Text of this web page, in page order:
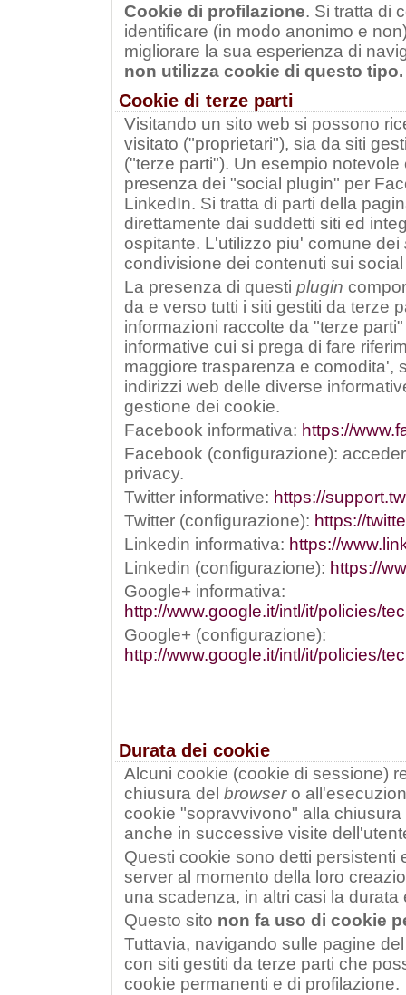
Cookie di profilazione. Si tratta di
identificare (in modo anonimo e
migliorare la sua esperienza di
non utilizza cookie di questo tipo.
Cookie di terze parti
Visitando un sito web si possono
visitato ("proprietari"), sia da siti
("terze parti"). Un esempio
presenza dei "social plugin" per
LinkedIn. Si tratta di parti della
direttamente dai suddetti siti ed
ospitante. L'utilizzo piu' comune dei
condivisione dei contenuti sui
La presenza di questi plugin
da e verso tutti i siti gestiti da terze
informazioni raccolte da "terze
informative cui si prega di fare
maggiore trasparenza e comodita',
indirizzi web delle diverse
gestione dei cookie.
Facebook informativa: https://
Facebook (configurazione):
privacy.
Twitter informative: https://
Twitter (configurazione): https://
Linkedin informativa: https://
Linkedin (configurazione): https://
Google+ informativa:
http://www.google.it/intl/it/policies/
Google+ (configurazione):
http://www.google.it/intl/it/policies/
Durata dei cookie
Alcuni cookie (cookie di sessione)
chiusura del browsero
cookie "sopravvivono" alla
anche in successive visite
Questi cookie sono detti persistenti
server al momento della loro
una scadenza, in altri casi la durata
Questo sito non fa uso di cookie
Tuttavia, navigando sulle pagine
con siti gestiti da terze parti che
cookie permanenti e di profilazione.